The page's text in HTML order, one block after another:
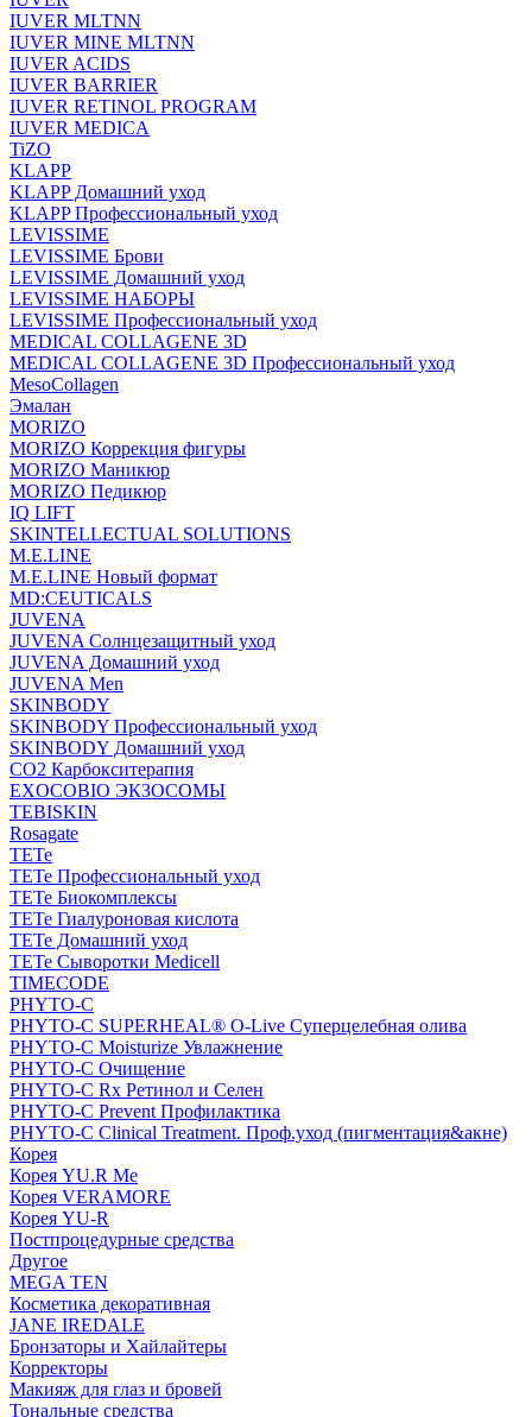
IUVER MLTNN
IUVER MINE MLTNN
IUVER ACIDS
IUVER BARRIER
IUVER RETINOL PROGRAM
IUVER MEDICA
TiZO
KLAPP
KLAPP Домашний уход
KLAPP Профессиональный уход
LEVISSIME
LEVISSIME Брови
LEVISSIME Домашний уход
LEVISSIME НАБОРЫ
LEVISSIME Профессиональный уход
MEDICAL COLLAGENE 3D
MEDICAL COLLAGENE 3D Профессиональный уход
MesoCollagen
Эмалан
MORIZO
MORIZO Коррекция фигуры
MORIZO Маникюр
MORIZO Педикюр
IQ LIFT
SKINTELLECTUAL SOLUTIONS
M.E.LINE
M.E.LINE Новый формат
MD:CEUTICALS
JUVENA
JUVENA Солнцезащитный уход
JUVENA Домашний уход
JUVENA Men
SKINBODY
SKINBODY Профессиональный уход
SKINBODY Домашний уход
CO2 Карбокситерапия
EXOCOBIO ЭКЗОСОМЫ
TEBISKIN
Rosagate
TETe
TETe Профессиональный уход
TETe Биокомплексы
TETe Гиалуроновая кислота
TETe Домашний уход
TETe Сыворотки Medicell
TIMECODE
PHYTO-C
PHYTO-C SUPERHEAL® O-Live Суперцелебная олива
PHYTO-C Moisturize Увлажнение
PHYTO-C Очищение
PHYTO-C Rx Ретинол и Селен
PHYTO-C Prevent Профилактика
PHYTO-C Clinical Treatment. Проф.уход (пигментация&акне)
Корея
Корея YU.R Me
Корея VERAMORE
Корея YU-R
Постпроцедурные средства
Другое
MEGA TEN
Косметика декоративная
JANE IREDALE
Бронзаторы и Хайлайтеры
Корректоры
Макияж для глаз и бровей
Тональные средства